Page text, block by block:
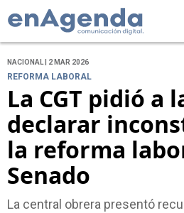
NACIONAL | 2 MAR 2026
REFORMA LABORAL
La CGT pidió a
declarar
la reforma
Senado
La central obrera presentó